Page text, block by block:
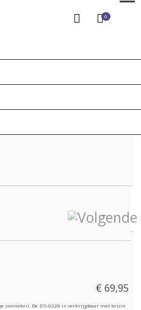
0
€ 69,95
zonnebril. De ZO-0228 is verkrijgbaar met bruin